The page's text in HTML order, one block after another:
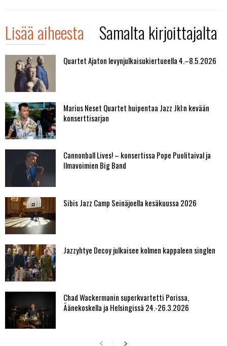
Lisää aiheesta Samalta kirjoittajalta
Quartet Ajaton levynjulkaisukiertueella 4.–8.5.2026
Marius Neset Quartet huipentaa Jazz Jkl:n kevään
konserttisarjan
Cannonball Lives! – konsertissa Pope Puolitaival ja
Ilmavoimien Big Band
Sibis Jazz Camp Seinäjoella kesäkuussa 2026
Jazzyhtye Decoy julkaisee kolmen kappaleen singlen
Chad Wackermanin superkvartetti Porissa,
Äänekoskella ja Helsingissä 24.-26.3.2026